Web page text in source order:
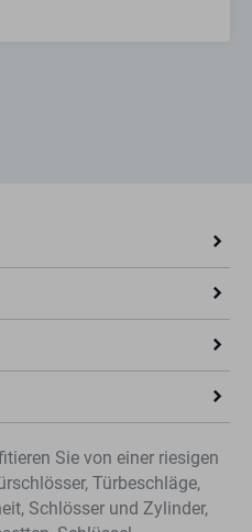
Sie von einer riesigen
Türbeschläge,
Schlösser und Zylinder,